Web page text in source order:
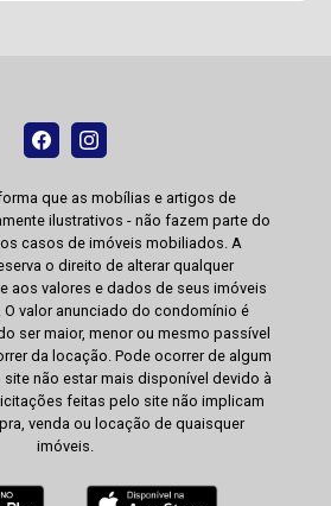
que as mobílias e artigos de
ilustrativos - não fazem parte do
casos de imóveis mobiliados. A
o direito de alterar qualquer
aos valores e dados de seus imóveis
O valor anunciado do condomínio é
ser maior, menor ou mesmo passível
da locação. Pode ocorrer de algum
não estar mais disponível devido à
feitas pelo site não implicam
venda ou locação de quaisquer
imóveis.